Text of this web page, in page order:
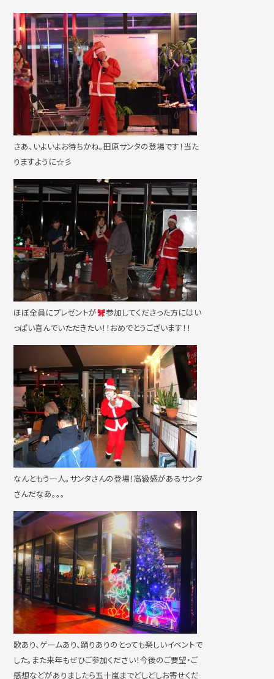
さあ、いよいよお待ちかね。田原サンタの登場です！当た
りますように☆彡
ほぼ全員にプレゼントが
参加してくださった方にはい
っぱい喜んでいただきたい！！おめでとうございます！！
なんともう一人。サンタさんの登場！高級感があるサンタ
さんだなあ。。。
歌あり、ゲームあり、踊りありのとっても楽しいイベントで
した。また来年もぜひご参加ください！今後のご要望・ご
感想などがありましたら五十嵐までどしどしお寄せくだ